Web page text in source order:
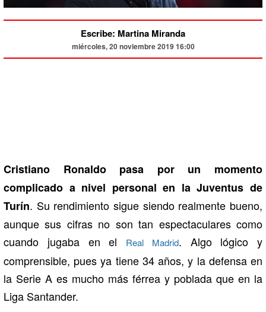
Escribe: Martina Miranda
miércoles, 20 noviembre 2019 16:00
Cristiano Ronaldo pasa por un momento
complicado a nivel personal en la Juventus de
Turín. Su rendimiento sigue siendo realmente bueno,
aunque sus cifras no son tan espectaculares como
cuando jugaba en el
Real Madrid. Algo lógico y
comprensible, pues ya tiene 34 años, y la defensa en
la Serie A es mucho más férrea y poblada que en la
Liga Santander.